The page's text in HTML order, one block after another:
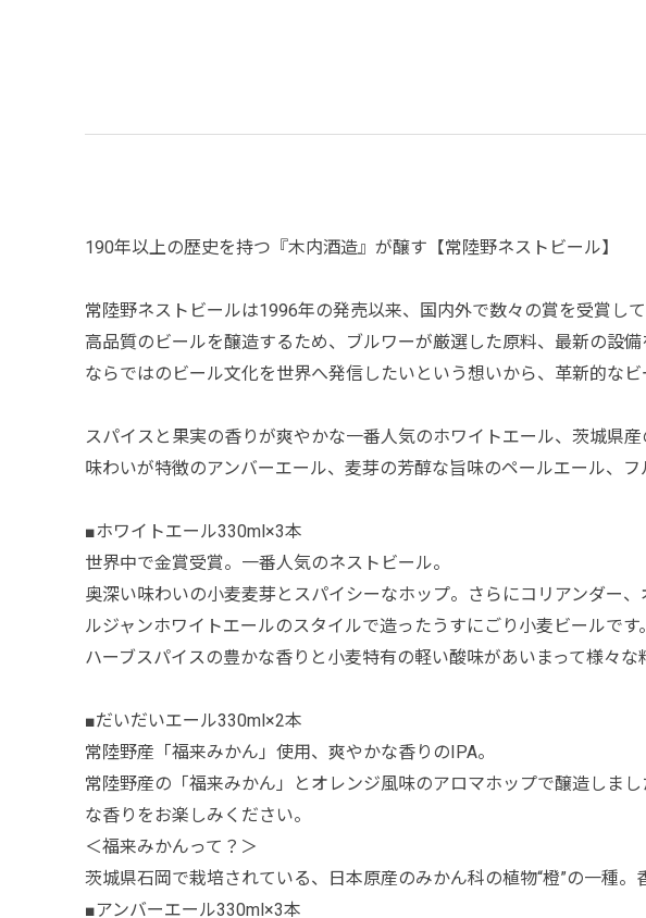
190年以上の歴史を持つ『木内酒造』が醸す【常陸野ネストビール】
常陸野ネストビールは1996年の発売以来、国内外で数々の賞を受賞し
高品質のビールを醸造するため、ブルワーが厳選した原料、最新の設
ならではのビール文化を世界へ発信したいという想いから、革新的なビ
スパイスと果実の香りが爽やかな一番人気のホワイトエール、茨城県
味わいが特徴のアンバーエール、麦芽の芳醇な旨味のペールエール、
■ホワイトエール330ml×3本
世界中で金賞受賞。一番人気のネストビール。
奥深い味わいの小麦麦芽とスパイシーなホップ。さらにコリアンダー
ルジャンホワイトエールのスタイルで造ったうすにごり小麦ビールです。
ハーブスパイスの豊かな香りと小麦特有の軽い酸味があいまって様々な
■だいだいエール330ml×2本
常陸野産「福来みかん」使用、爽やかな香りのIPA。
常陸野産の「福来みかん」とオレンジ風味のアロマホップで醸造しま
な香りをお楽しみください。
＜福来みかんって？＞
茨城県石岡で栽培されている、日本原産のみかん科の植物“橙”の一種。
■アンバーエール330ml×3本